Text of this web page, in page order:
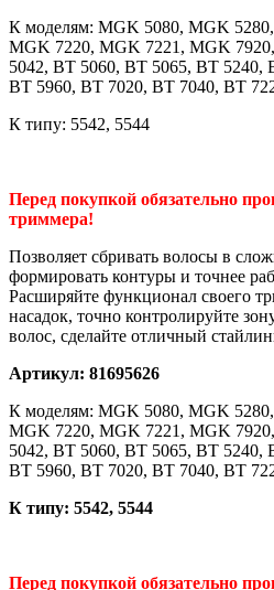
К моделям: MGK 5080, MGK
MGK 7220, MGK 7221, MGK
5042, BT 5060, BT 5065, BT 5240,
BT 5960, BT 7020, BT 7040, BT
К типу: 5542, 5544
Перед покупкой обязательно
триммера!
Позволяет сбривать волосы в
формировать контуры и точнее
Расширяйте функционал своего
насадок, точно контролируйте
волос, сделайте отличный
Артикул: 81695626
К моделям: MGK 5080, MGK
MGK 7220, MGK 7221, MGK
5042, BT 5060, BT 5065, BT 5240,
BT 5960, BT 7020, BT 7040, BT
К типу: 5542, 5544
Перед покупкой обязательно